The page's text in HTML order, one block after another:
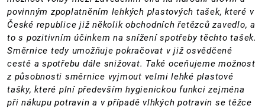
povinným zpoplatněním lehkých plastových tašek, které v
České republice již několik obchodních řetězců zavedlo, a
to s pozitivním účinkem na snížení spotřeby těchto tašek.
Směrnice tedy umožňuje pokračovat v již osvědčené
cestě a spotřebu dále snižovat. Také oceňujeme možnost
z působnosti směrnice vyjmout velmi lehké plastové
tašky, které plní především hygienickou funkci zejména
při nákupu potravin a v případě vlhkých potravin se těžce